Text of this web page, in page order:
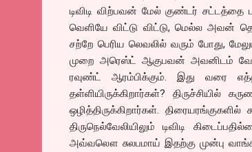
டிவிடி விற்பவன் மேல் குண்டர்
வெளியே விட்டு விட்டு, மெல்ல அவன்
சற்றே பெரிய லெவலில் வரும் போது,
முறை அரெஸ்ட் ஆகுபவன் அவனிடம் வேலை
ரவுண்ட் ஆரம்பிக்கும். இது வரை
தள்ளியிருக்கிறார்கள்? திருச்சியில்
ஒழித்திருக்கிறார்கள்.
திருநெல்வேலியிலும் டிவிடி
அவ்வலௌ சுலபமாய் இதற்கு முன்பு